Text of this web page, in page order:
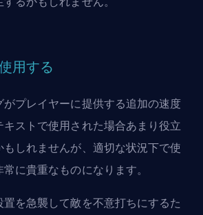
用する
プレイヤーに提供する追加の速度
ストで使用された場合あまり役立
しれませんが、適切な状況下で使
に貴重なものになります。
を急襲して敵を不意打ちにするた